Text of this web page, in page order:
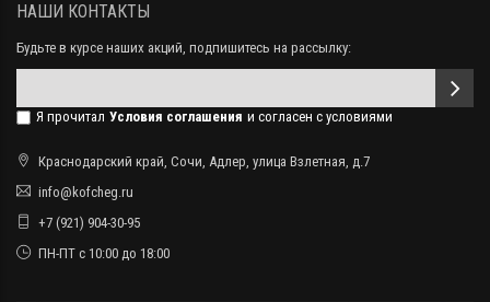
НАШИ КОНТАКТЫ
Будьте в курсе наших акций, подпишитесь на рассылку:
Я прочитал Условия соглашения и согласен с условиями
Краснодарский край, Сочи, Адлер, улица Взлетная, д.7
info@kofcheg.ru
+7 (921) 904-30-95
ПН-ПТ с 10:00 до 18:00